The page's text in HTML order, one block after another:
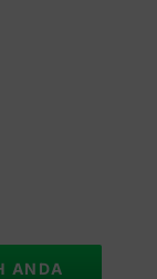
ANDA